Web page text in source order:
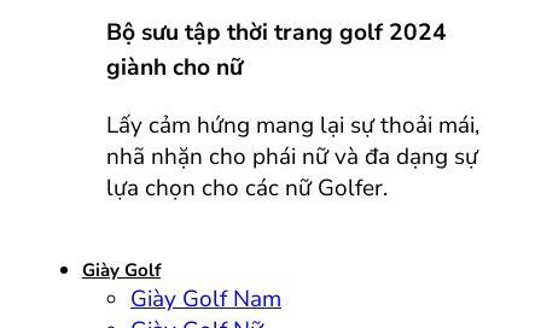
Bộ sưu tập thời trang golf 2024
giành cho nữ
Lấy cảm hứng mang lại sự thoải mái,
nhã nhặn cho phái nữ và đa dạng sự
lựa chọn cho các nữ Golfer.
Giày Golf
Giày Golf Nam